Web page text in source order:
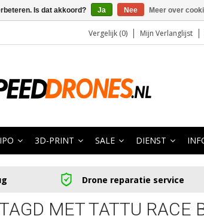
Vergelijk (0) Mijn Verlanglijst
3D-PRINT SALE DIENST
Drone reparatie service
MET TATTU RACE
Is dat akkoord? Ja Nee Meer over